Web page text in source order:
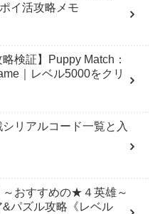
イ活攻略メモ
略検証】Puppy Match：
｜レベル5000をクリ
リアルコード一覧と入
～おすすめの★４英雄～
&パズル攻略《レベル